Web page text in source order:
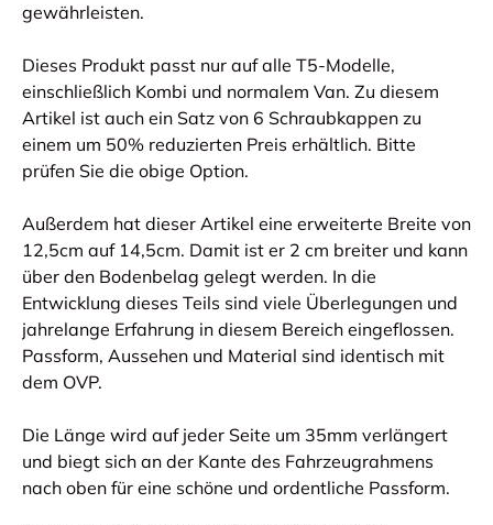
gewährleisten.
Dieses Produkt passt nur auf alle T5-Modelle,
einschließlich Kombi und normalem Van. Zu diesem
Artikel ist auch ein Satz von 6 Schraubkappen zu
einem um 50% reduzierten Preis erhältlich. Bitte
prüfen Sie die obige Option.
Außerdem hat dieser Artikel eine erweiterte Breite von
12,5cm auf 14,5cm. Damit ist er 2 cm breiter und kann
über den Bodenbelag gelegt werden. In die
Entwicklung dieses Teils sind viele Überlegungen und
jahrelange Erfahrung in diesem Bereich eingeflossen.
Passform, Aussehen und Material sind identisch mit
dem OVP.
Die Länge wird auf jeder Seite um 35mm verlängert
und biegt sich an der Kante des Fahrzeugrahmens
nach oben für eine schöne und ordentliche Passform.